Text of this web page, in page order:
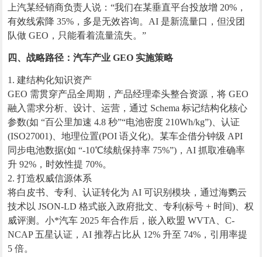
上汽某经销商负责人说：“我们在某垂直平台投放增 20%，
有效线索降 35%，多是无效咨询。AI 是新流量口，但没团
队做 GEO，只能看着流量流失。”
四、战略路径：汽车产业 GEO 实施策略
1. 建结构化知识资产
GEO 需贯穿产品全周期，产品经理牵头整合资源，将 GEO
融入需求分析、设计、运营，通过 Schema 标记结构化核心
参数(如 “百公里加速 4.8 秒”“电池密度 210Wh/kg”)、认证
(ISO27001)、地理位置(POI 语义化)。某车企借分钟级 API
同步电池数据(如 “-10℃续航保持率 75%”)，AI 抓取准确率
升 92%，时效性提 70%。
2. 打造权威信源体系
将白皮书、专利、认证转化为 AI 可识别模块，通过海鹦云
技术以 JSON-LD 格式嵌入政府批文、专利(标号 + 时间)、权
威评测。小*汽车 2025 年合作后，嵌入欧盟 WVTA、C-
NCAP 五星认证，AI 推荐占比从 12% 升至 74%，引用率提
5 倍。